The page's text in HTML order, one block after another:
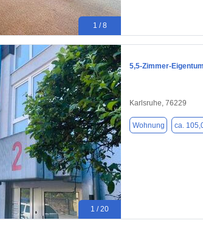
1 / 8
1 / 20
5,5-Zimmer-
Karlsruhe, 76229
Wohnung ca.